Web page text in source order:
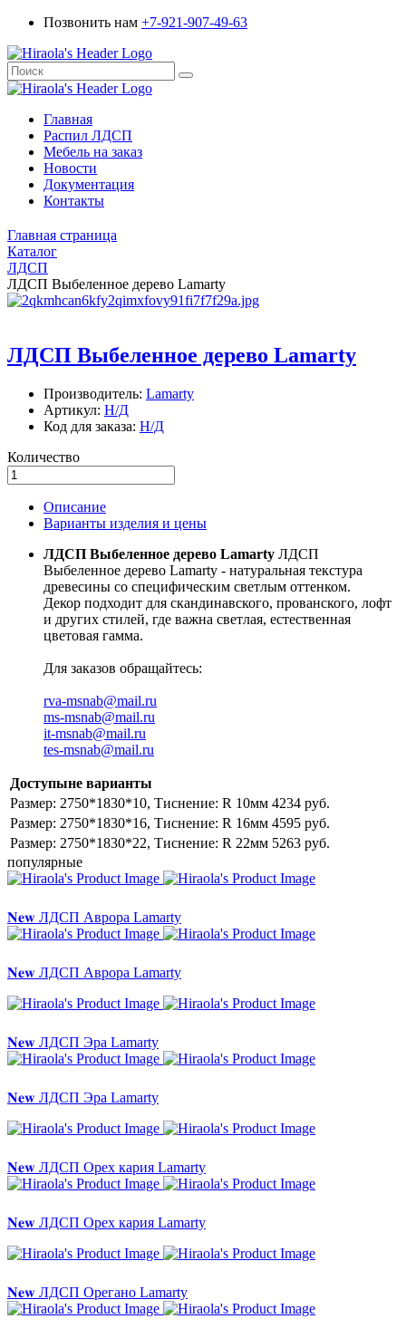
Позвонить нам +7-921-907-49-63
Главная
Распил ЛДСП
Мебель на заказ
Новости
Документация
Контакты
Главная страница
Каталог
ЛДСП
ЛДСП Выбеленное дерево Lamarty
ЛДСП Выбеленное дерево Lamarty
Производитель: Lamarty
Артикул: Н/Д
Код для заказа: Н/Д
Количество
Описание
Варианты изделия и цены
ЛДСП Выбеленное дерево Lamarty ЛДСП
Выбеленное дерево Lamarty - натуральная текстура
древесины со специфическим светлым оттенком.
Декор подходит для скандинавского, прованского, лофт
и других стилей, где важна светлая, естественная
цветовая гамма.
Для заказов обращайтесь:
rva-msnab@mail.ru
ms-msnab@mail.ru
it-msnab@mail.ru
tes-msnab@mail.ru
Доступыне варианты
Размер: 2750*1830*10, Тиснение: R 10мм 4234 руб.
Размер: 2750*1830*16, Тиснение: R 16мм 4595 руб.
Размер: 2750*1830*22, Тиснение: R 22мм 5263 руб.
популярные
𝐍𝐞𝐰 ЛДСП Аврора Lamarty
𝐍𝐞𝐰 ЛДСП Аврора Lamarty
𝐍𝐞𝐰 ЛДСП Эра Lamarty
𝐍𝐞𝐰 ЛДСП Эра Lamarty
𝐍𝐞𝐰 ЛДСП Орех кария Lamarty
𝐍𝐞𝐰 ЛДСП Орех кария Lamarty
𝐍𝐞𝐰 ЛДСП Орегано Lamarty